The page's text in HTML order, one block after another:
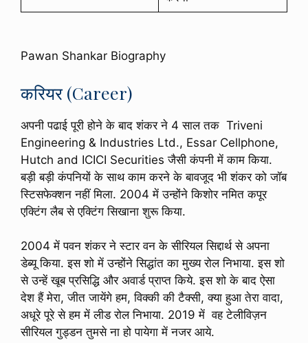
Pawan Shankar Biography
करियर (Career)
अपनी पढाई पूरी होने के बाद शंकर ने 4 साल तक Triveni
Engineering & Industries Ltd., Essar Cellphone,
Hutch and ICICI Securities जैसी कंपनी में काम किया.
बड़ी बड़ी कंपनियों के साथ काम करने के बावजूद भी शंकर को जॉब
स्टिसफेक्शन नहीं मिला. 2004 में उन्होंने किशोर नमित कपूर
एक्टिंग लैब से एक्टिंग सिखाना शुरू किया.
2004 में पवन शंकर ने स्टार वन के सीरियल सिद्दार्थ से अपना
डेब्यू किया. इस शो में उन्होंने सिद्धांत का मुख्य रोल निभाया. इस शो
से उन्हें खूब प्रसिद्धि और अवार्ड प्राप्त किये. इस शो के बाद ऐसा
देश हैं मेरा, जीत जायेंगे हम, विक्की की टैक्सी, क्या हुआ तेरा वादा,
अधूरे पूरे से हम में लीड रोल निभाया. 2019 में वह टेलीविज़न
सीरियल गुड्डन तुमसे ना हो पायेगा में नजर आये.